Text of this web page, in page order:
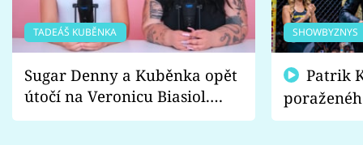
TADEÁŠ KUBĚNKA
Sugar Denny a Kuběnka opět
útočí na Veronicu Biasiol.
Proč je podle nich falešná a
SHOWBYZNYS
fanoušci